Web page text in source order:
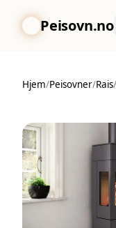
Peisovn.no
Hjem/Peisovner/Rais/